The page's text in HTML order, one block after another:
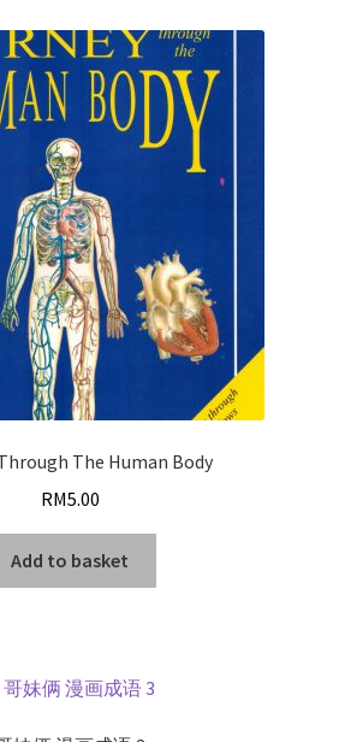
The Human Body
RM5.00
Add to basket